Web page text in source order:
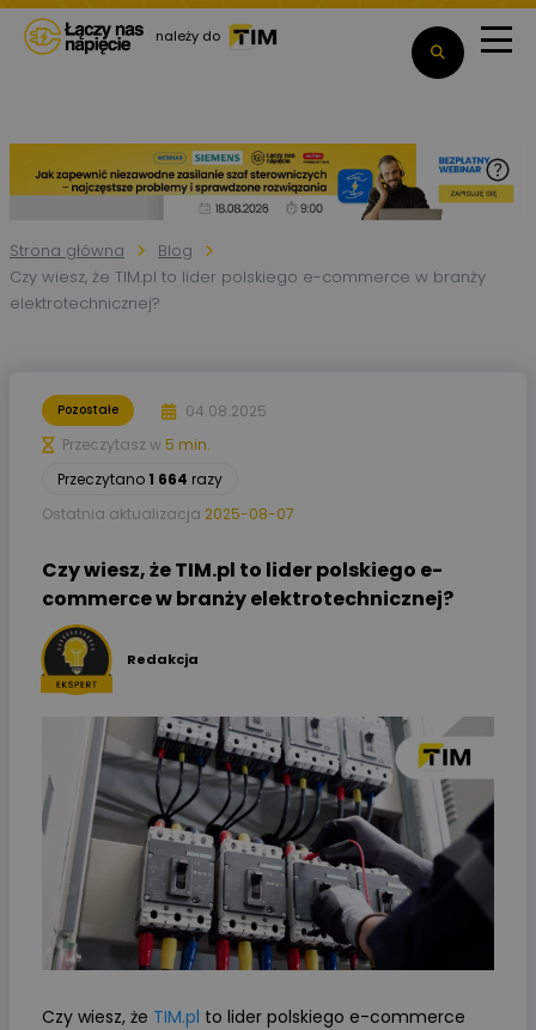
należy do
Strona główna
Blog
Czy wiesz, że TIM.pl to lider polskiego e-commerce w branży
elektrotechnicznej?
Pozostałe
04.08.2025
Przeczytasz w 5 min.
Przeczytano1 664 razy
Ostatnia aktualizacja 2025-08-07
Czy wiesz, że TIM.pl to lider polskiego e-
commerce w branży elektrotechnicznej?
Redakcja
Czy wiesz, że TIM.pl to lider polskiego e-commerce